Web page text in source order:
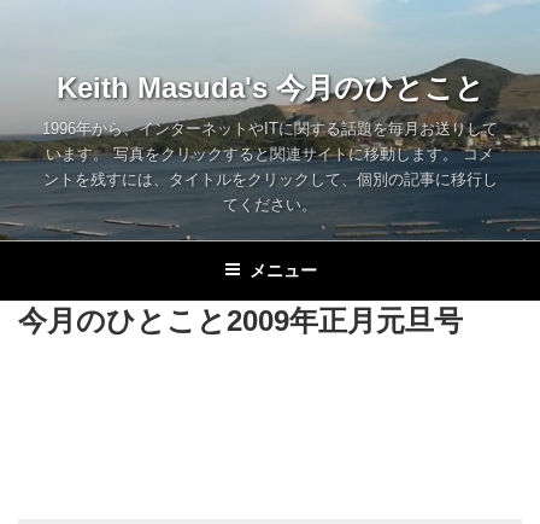
へ
キ
ッ
Keith Masuda's 今月のひとこと
1996年から、インターネットやITに関する話題を毎月お送りして
います。 写真をクリックすると関連サイトに移動します。 コメ
ントを残すには、タイトルをクリックして、個別の記事に移行し
てください。
メニュー
今月のひとこと2009年正月元旦号